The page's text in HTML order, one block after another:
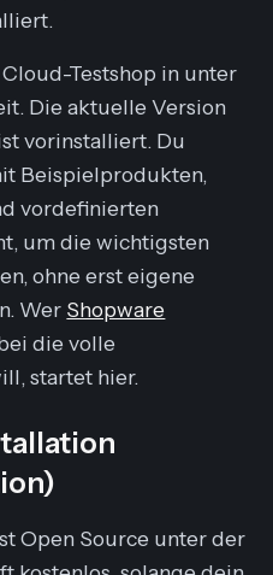
Testshop in unter
Die aktuelle Version
vorinstalliert. Du
Beispielprodukten,
vordefinierten
um die wichtigsten
ohne erst eigene
Wer Shopware
die volle
startet hier.
Open Source unter der